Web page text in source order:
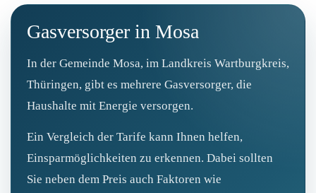
Gasversorger in Mosa
In der Gemeinde Mosa, im Landkreis Wartburgkreis,
Thüringen, gibt es mehrere Gasversorger, die
Haushalte mit Energie versorgen.
Ein Vergleich der Tarife kann Ihnen helfen,
Einsparmöglichkeiten zu erkennen. Dabei sollten
Sie neben dem Preis auch Faktoren wie